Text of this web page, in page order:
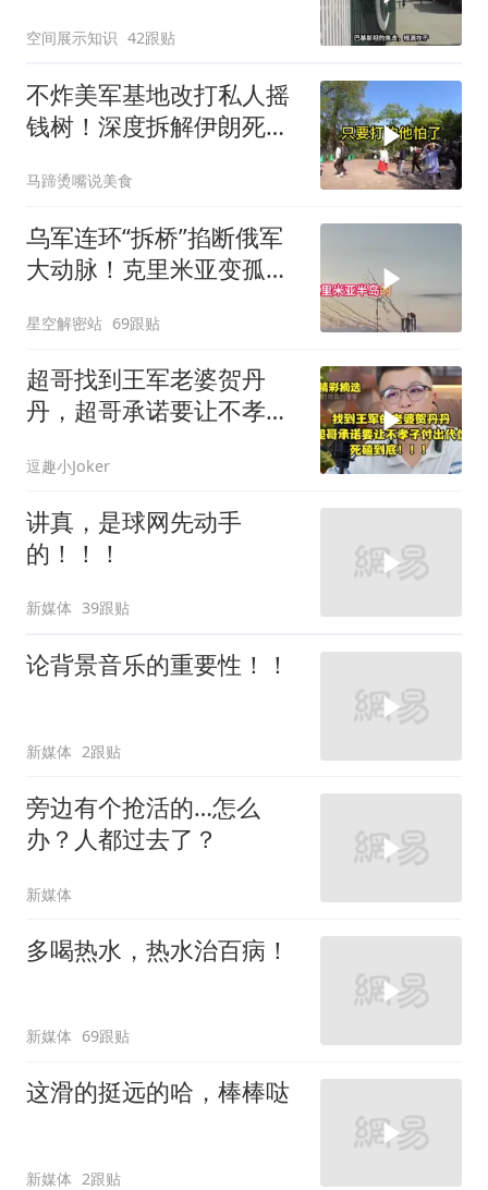
空间展示知识 42跟贴
不炸美军基地改打私人摇
钱树！深度拆解伊朗死掐
招到底有多绝？
马蹄烫嘴说美食
乌军连环“拆桥”掐断俄军
大动脉！克里米亚变孤
家”？
星空解密站 69跟贴
超哥找到王军老婆贺丹
丹，超哥承诺要让不孝子
逗趣小Joker
讲真，是球网先动手
的！！！
新媒体 39跟贴
论背景音乐的重要性！！
新媒体 2跟贴
旁边有个抢活的…怎么
办？人都过去了？
新媒体
多喝热水，热水治百病！
新媒体 69跟贴
这滑的挺远的哈，棒棒哒
新媒体 2跟贴